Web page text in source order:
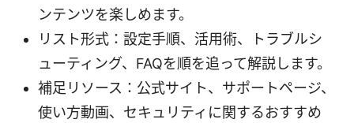
ンテンツを楽しめます。
リスト形式：設定手順、活用術、トラブルシ
ューティング、FAQを順を追って解説します。
補足リソース：公式サイト、サポートページ、
使い方動画、セキュリティに関するおすすめ